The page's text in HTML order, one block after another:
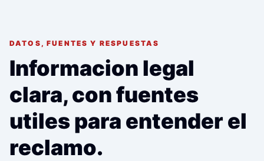
DATOS, FUENTES Y RESPUESTAS
Informacion legal
clara, con fuentes
utiles para entender el
reclamo.